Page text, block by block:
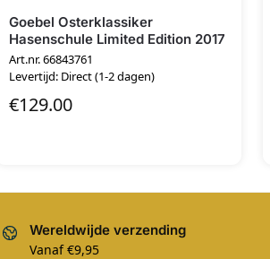
Goebel Osterklassiker
Hasenschule Limited Edition 2017
Art.nr. 66843761
Levertijd: Direct (1-2 dagen)
€129.00
Wereldwijde verzending
Vanaf €9,95